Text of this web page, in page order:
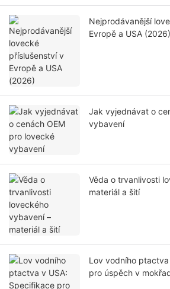
Nejprodávanější
Evropě a USA (2026)
Jak vyjednávat o
vybavení
Věda o trvanlivosti
materiál a šití
Lov vodního
pro úspěch v